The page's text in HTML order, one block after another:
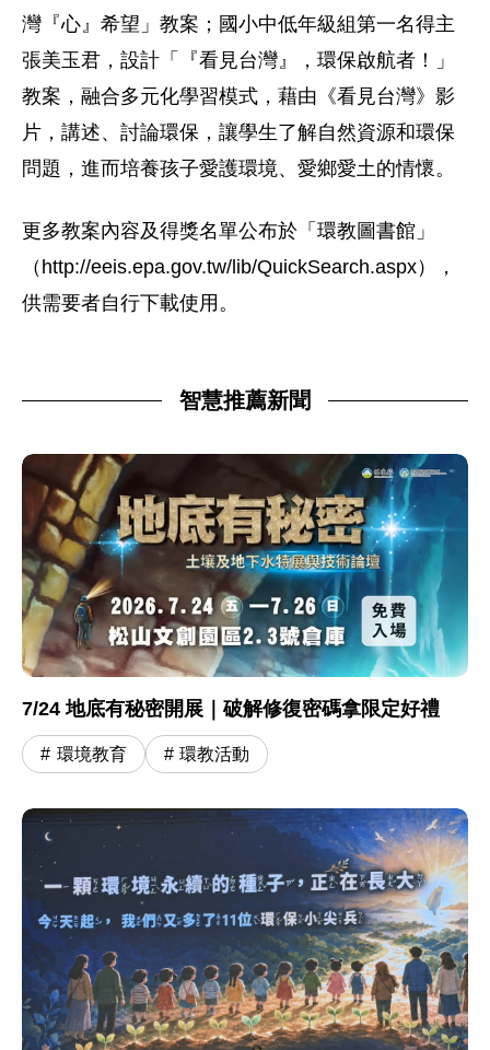
灣『心』希望」教案；國小中低年級組第一名得主
張美玉君，設計「『看見台灣』，環保啟航者！」
教案，融合多元化學習模式，藉由《看見台灣》影
片，講述、討論環保，讓學生了解自然資源和環保
問題，進而培養孩子愛護環境、愛鄉愛土的情懷。
更多教案內容及得獎名單公布於「環教圖書館」
（http://eeis.epa.gov.tw/lib/QuickSearch.aspx），
供需要者自行下載使用。
智慧推薦新聞
7/24 地底有秘密開展｜破解修復密碼拿限定好禮
環境教育 環教活動